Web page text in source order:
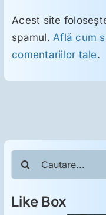
Acest site
spamul.Află cum
comentariilor tale.
Cautare...
Like Box